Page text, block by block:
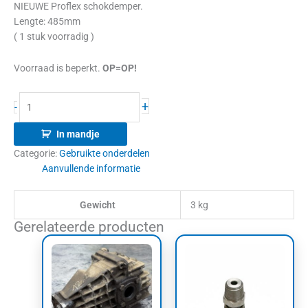
NIEUWE Proflex schokdemper.
Lengte: 485mm
( 1 stuk voorradig )
Voorraad is beperkt. OP=OP!
- +
In mandje
Categorie:Gebruikte onderdelen
Aanvullende informatie
Gewicht 3 kg
Gerelateerde producten